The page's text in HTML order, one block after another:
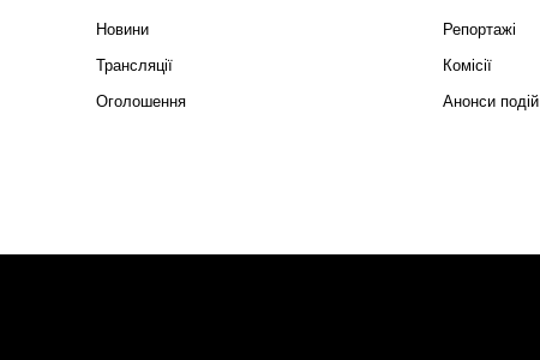
Новини
Репортажі
Трансляції
Комісії
Оголошення
Анонси подій